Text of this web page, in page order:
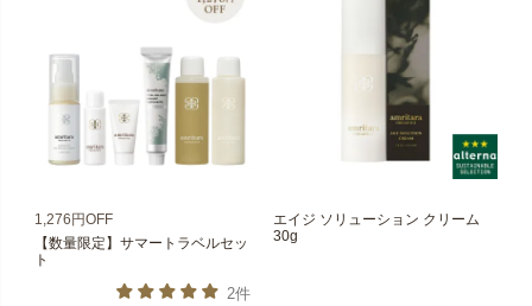
1,276円OFF
【数量限定】サマートラベルセッ
ト
2件
エイジ ソリューション クリーム
30g